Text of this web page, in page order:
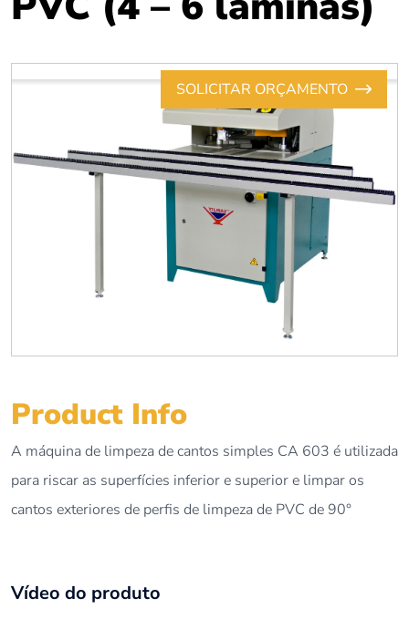
SOLICITAR ORÇAMENTO
Product Info
A máquina de limpeza de cantos simples CA 603 é utilizada
para riscar as superfícies inferior e superior e limpar os
cantos exteriores de perfis de limpeza de PVC de 90°
Vídeo do produto